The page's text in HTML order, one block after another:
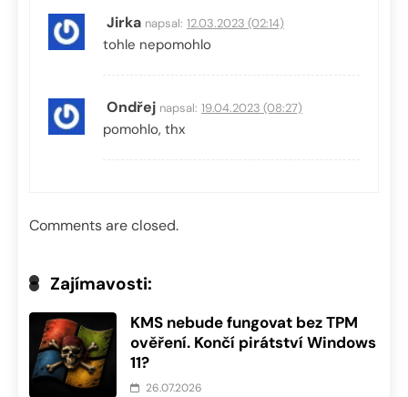
Jirka napsal: 12.03.2023 (02:14)
tohle nepomohlo
Ondřej napsal: 19.04.2023 (08:27)
pomohlo, thx
Comments are closed.
Zajímavosti:
KMS nebude fungovat bez TPM
ověření. Končí pirátství Windows
11?
26.07.2026